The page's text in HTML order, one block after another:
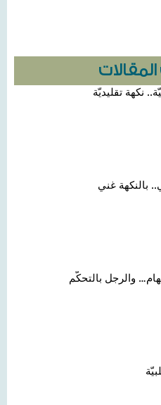
نكهة تقليديّة
غني
والرجل بالتحكّم